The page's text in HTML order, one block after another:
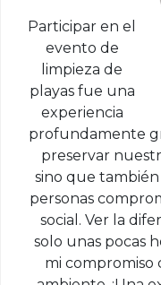
Participar en el
evento de
limpieza de
playas fue una
experiencia
profundamente
preservar
sino que
personas
social. Ver la
solo unas pocas
mi compromiso